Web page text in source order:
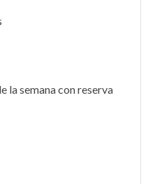
la semana con reserva